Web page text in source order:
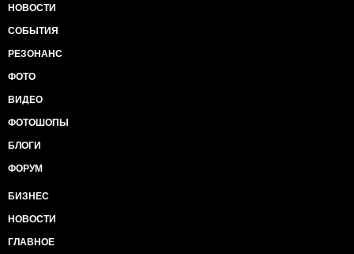
НОВОСТИ
СОБЫТИЯ
РЕЗОНАНС
ФОТО
ВИДЕО
ФОТОШОПЫ
БЛОГИ
ФОРУМ
БИЗНЕС
НОВОСТИ
ГЛАВНОЕ